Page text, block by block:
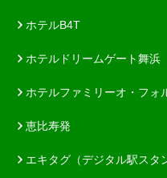
ホテルB4T
ホテルドリームゲート舞浜
ホテルファミリーオ・フォ
恵比寿発
エキタグ（デジタル駅スタ